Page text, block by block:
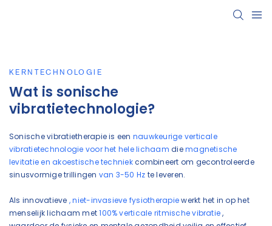
KERNTECHNOLOGIE
Wat is sonische
vibratietechnologie?
Sonische vibratietherapie is een nauwkeurige verticale
vibratietechnologie voor het hele lichaam diemagnetische
levitatie en akoestische techniekcombineert om gecontroleerde
sinusvormige trillingen van 3-50 Hz te leveren.
Als innovatieve , niet-invasieve fysiotherapiewerkt het in op het
menselijk lichaam met100% verticale ritmische vibratie,